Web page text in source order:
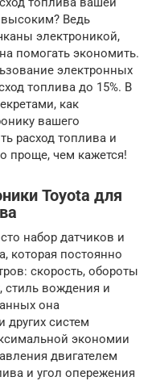
Ведь
электроникой,
помогать экономить.
электронных
топлива до 15%. В
как
вашего
расход топлива и
проще, чем кажется!
Toyota для
набор датчиков и
которая постоянно
скорость, обороты
стиль вождения и
она
других систем
экономии
двигателем
и угол опережения